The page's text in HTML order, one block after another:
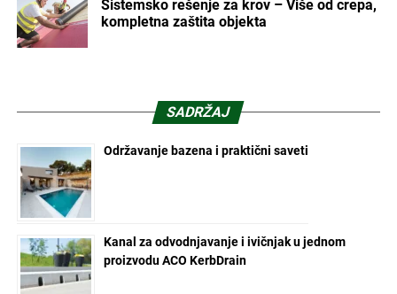
Sistemsko rešenje za krov – Više od crepa,
kompletna zaštita objekta
SADRŽAJ
Održavanje bazena i praktični saveti
Kanal za odvodnjavanje i ivičnjak u jednom
proizvodu ACO KerbDrain